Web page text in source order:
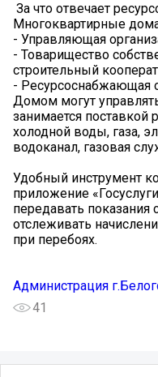
За что отвечает
Многоквартирные
- Управляющая
- Товарищество
строительный
- Ресурсоснабжающая
Домом могут
занимается поставкой
холодной воды, газа,
водоканал, газовая
Удобный инструмент
приложение
передавать показания
отслеживать
при перебоях.
Администрация
41